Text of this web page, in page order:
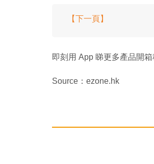
【下一頁】
即刻用 App 睇更多產品開
Source：ezone.hk